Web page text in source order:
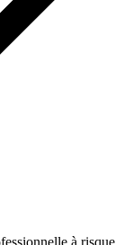
à risque